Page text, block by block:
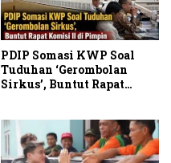
PDIP Somasi KWP Soal
Tuduhan ‘Gerombolan
Sirkus’, Buntut Rapat